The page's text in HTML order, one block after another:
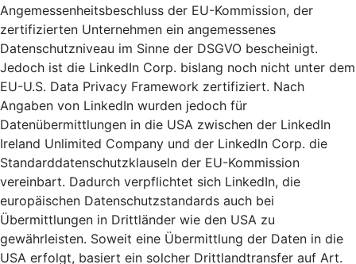
Angemessenheitsbeschluss der EU-Kommission, der
zertifizierten Unternehmen ein angemessenes
Datenschutzniveau im Sinne der DSGVO bescheinigt.
Jedoch ist die LinkedIn Corp. bislang noch nicht unter dem
EU-U.S. Data Privacy Framework zertifiziert. Nach
Angaben von LinkedIn wurden jedoch für
Datenübermittlungen in die USA zwischen der LinkedIn
Ireland Unlimited Company und der LinkedIn Corp. die
Standarddatenschutzklauseln der EU-Kommission
vereinbart. Dadurch verpflichtet sich LinkedIn, die
europäischen Datenschutzstandards auch bei
Übermittlungen in Drittländer wie den USA zu
gewährleisten. Soweit eine Übermittlung der Daten in die
USA erfolgt, basiert ein solcher Drittlandtransfer auf Art.